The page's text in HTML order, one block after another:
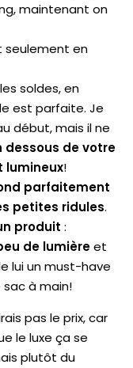
maintenant on
seulement en
soldes, en
est parfaite. Je
début, mais il ne
dessous de votre
lumineux!
parfaitement
petites ridules.
produit :
de lumièreet
lui un must-have
à main!
pas le prix, car
le luxe ça se
plutôt du